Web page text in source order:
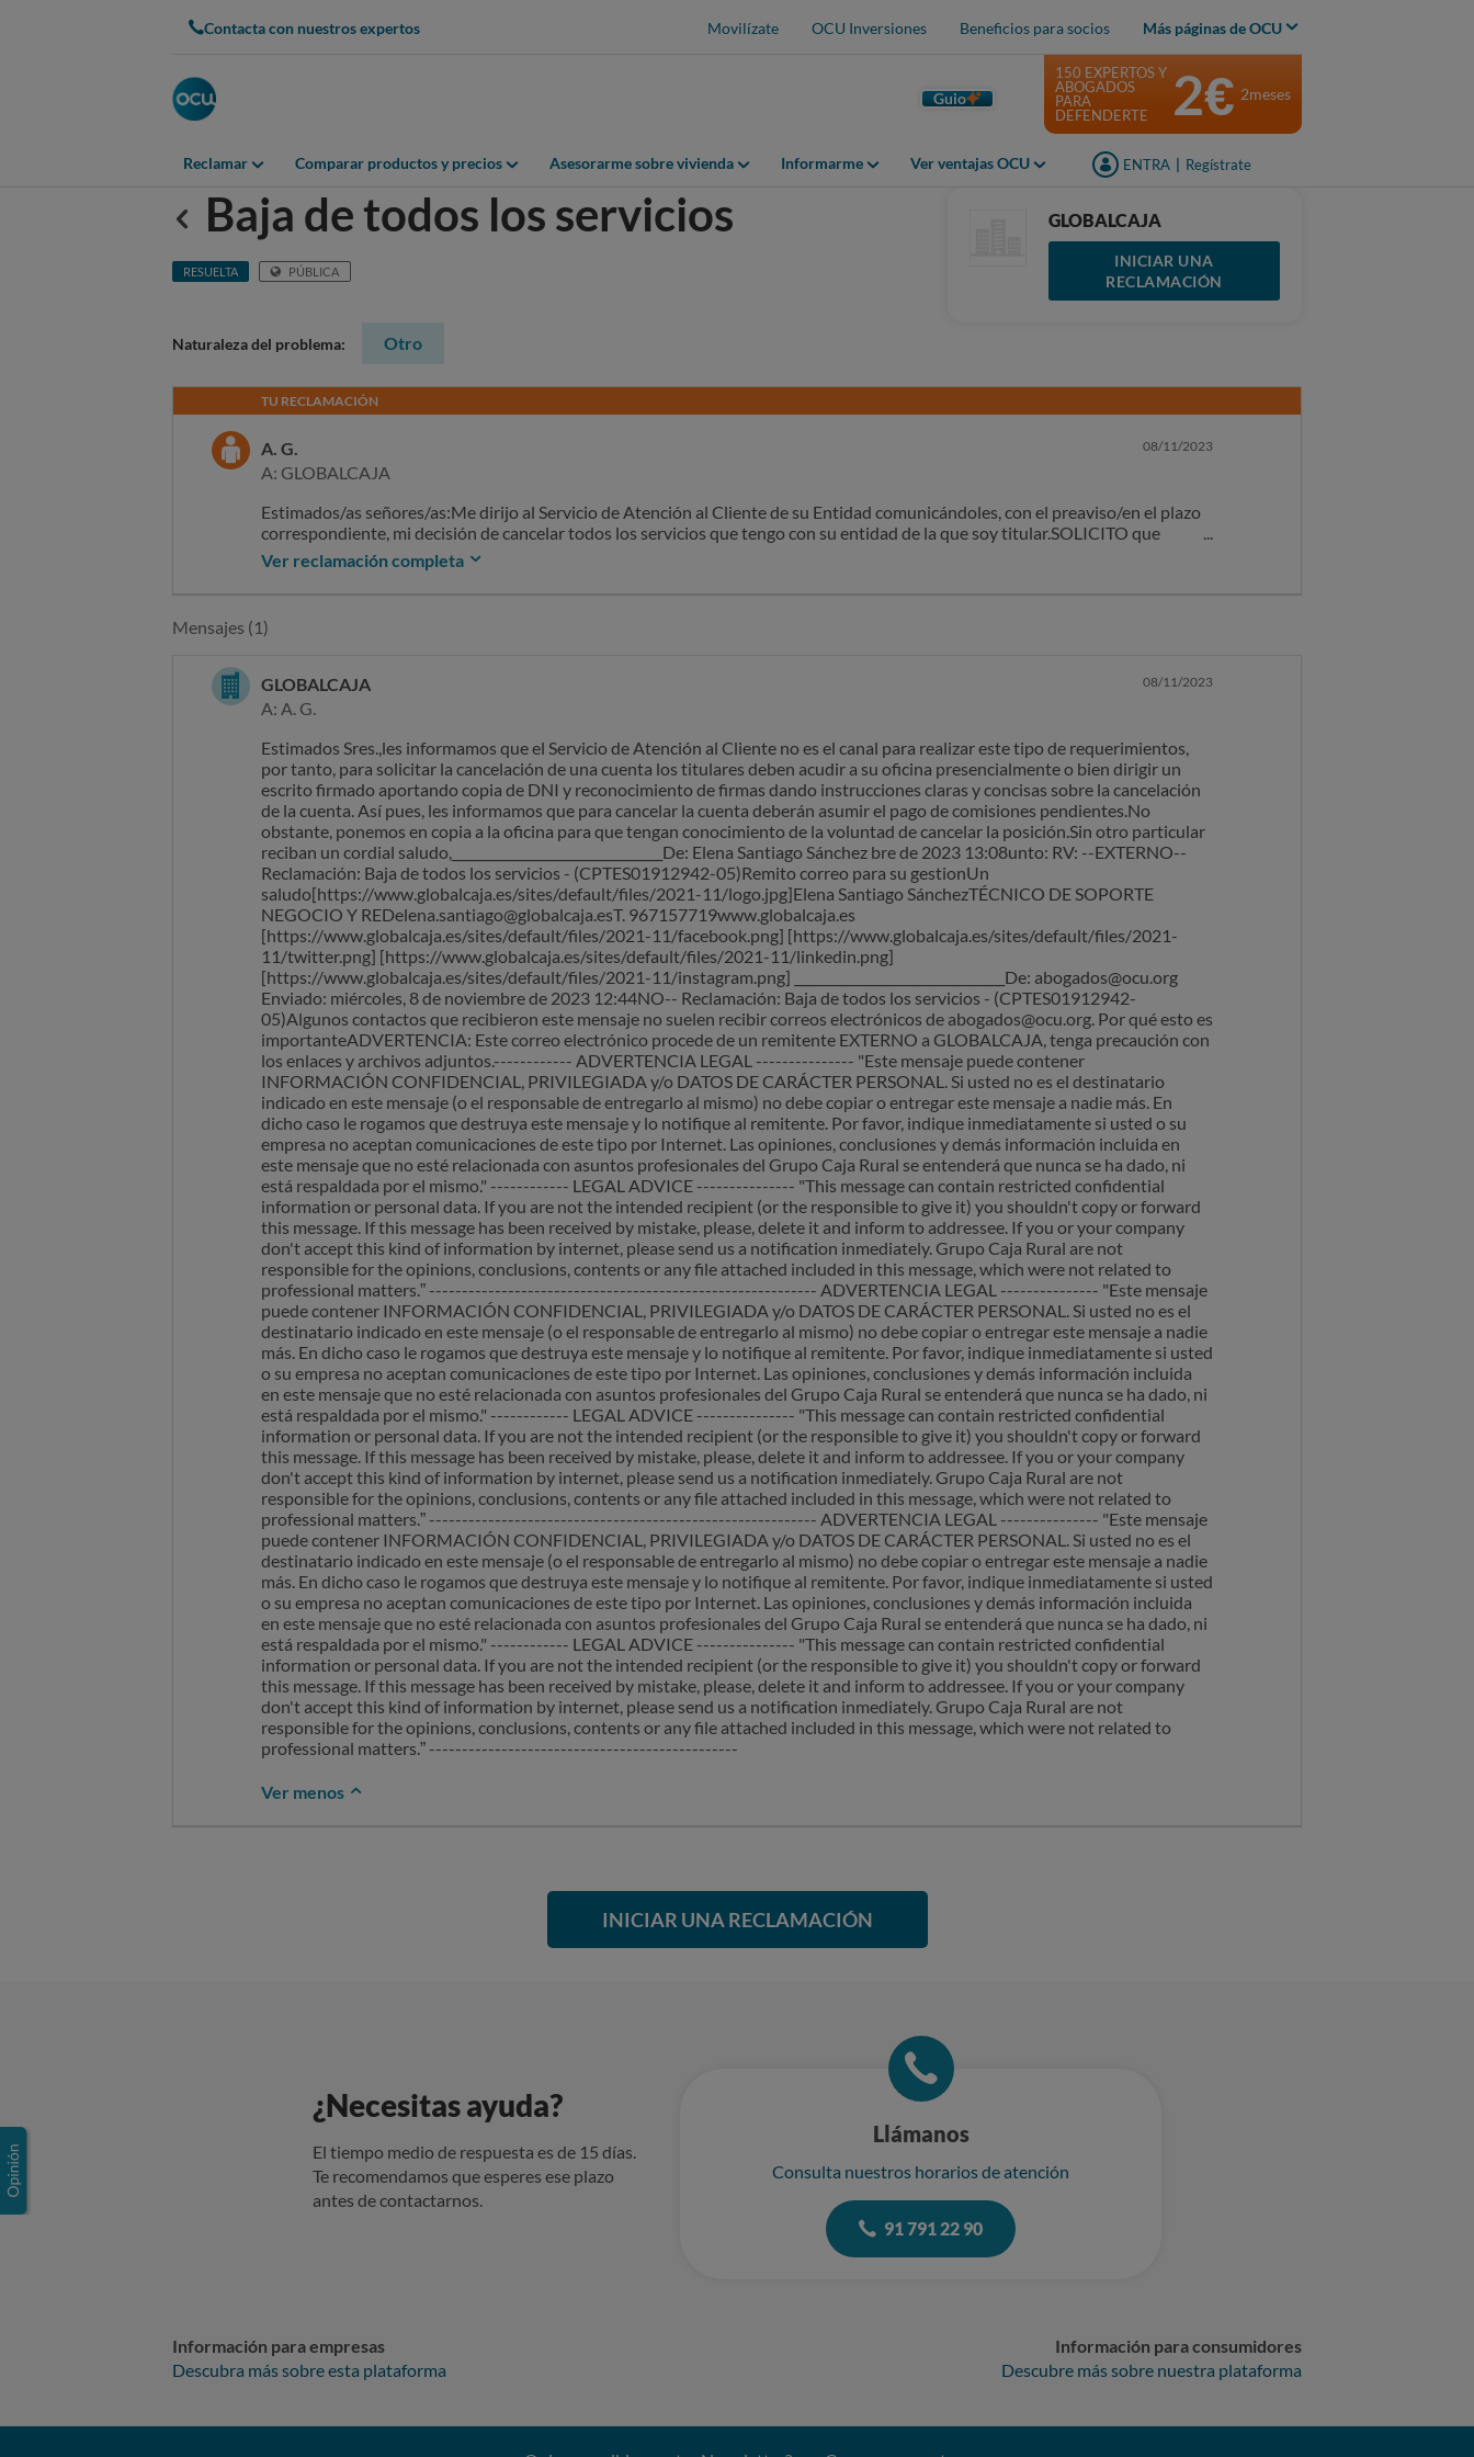
Contacta con nuestros expertos Movilízate OCU Inversiones Beneficios para socios Más páginas de OCU
Guio
Reclamar Comparar productos y precios Asesorarme sobre vivienda Informarme Ver ventajas OCU ENTRA Regístrate
150 EXPERTOS Y
ABOGADOS
PARA
DEFENDERTE
2€ 2meses
Anterior
Baja de todos los servicios
RESUELTA PÚBLICA
GLOBALCAJA
INICIAR UNA
RECLAMACIÓN
Naturaleza del problema: Otro
TU RECLAMACIÓN
A. G.
A: GLOBALCAJA
08/11/2023
Estimados/as señores/as:Me dirijo al Servicio de Atención al Cliente de su Entidad comunicándoles, con el preaviso/en el plazo
correspondiente, mi decisión de cancelar todos los servicios que tengo con su entidad de la que soy titular.SOLICITO que
ordene las instrucciones oportunas para que se practique la cancelaciónSin otro particular, atentamente.Ana Garcia
Ver reclamación completa
Mensajes (1)
GLOBALCAJA
A: A. G.
08/11/2023
Estimados Sres.,les informamos que el Servicio de Atención al Cliente no es el canal para realizar este tipo de requerimientos,
por tanto, para solicitar la cancelación de una cuenta los titulares deben acudir a su oficina presencialmente o bien dirigir un
escrito firmado aportando copia de DNI y reconocimiento de firmas dando instrucciones claras y concisas sobre la cancelación
de la cuenta. Así pues, les informamos que para cancelar la cuenta deberán asumir el pago de comisiones pendientes.No
obstante, ponemos en copia a la oficina para que tengan conocimiento de la voluntad de cancelar la posición.Sin otro particular
reciban un cordial saludo,________________________________De: Elena Santiago Sánchez bre de 2023 13:08unto: RV: --EXTERNO--
Reclamación: Baja de todos los servicios - (CPTES01912942-05)Remito correo para su gestionUn
saludo[https://www.globalcaja.es/sites/default/files/2021-11/logo.jpg]Elena Santiago SánchezTÉCNICO DE SOPORTE
NEGOCIO Y REDelena.santiago@globalcaja.esT. 967157719www.globalcaja.es
[https://www.globalcaja.es/sites/default/files/2021-11/facebook.png] [https://www.globalcaja.es/sites/default/files/2021-
11/twitter.png] [https://www.globalcaja.es/sites/default/files/2021-11/linkedin.png]
[https://www.globalcaja.es/sites/default/files/2021-11/instagram.png] ________________________________De: abogados@ocu.org
Enviado: miércoles, 8 de noviembre de 2023 12:44NO-- Reclamación: Baja de todos los servicios - (CPTES01912942-
05)Algunos contactos que recibieron este mensaje no suelen recibir correos electrónicos de abogados@ocu.org. Por qué esto es
importanteADVERTENCIA: Este correo electrónico procede de un remitente EXTERNO a GLOBALCAJA, tenga precaución con
los enlaces y archivos adjuntos.------------ ADVERTENCIA LEGAL --------------- "Este mensaje puede contener
INFORMACIÓN CONFIDENCIAL, PRIVILEGIADA y/o DATOS DE CARÁCTER PERSONAL. Si usted no es el destinatario
indicado en este mensaje (o el responsable de entregarlo al mismo) no debe copiar o entregar este mensaje a nadie más. En
dicho caso le rogamos que destruya este mensaje y lo notifique al remitente. Por favor, indique inmediatamente si usted o su
empresa no aceptan comunicaciones de este tipo por Internet. Las opiniones, conclusiones y demás información incluida en
este mensaje que no esté relacionada con asuntos profesionales del Grupo Caja Rural se entenderá que nunca se ha dado, ni
está respaldada por el mismo." ------------ LEGAL ADVICE --------------- "This message can contain restricted confidential
information or personal data. If you are not the intended recipient (or the responsible to give it) you shouldn't copy or forward
this message. If this message has been received by mistake, please, delete it and inform to addressee. If you or your company
don't accept this kind of information by internet, please send us a notification inmediately. Grupo Caja Rural are not
responsible for the opinions, conclusions, contents or any file attached included in this message, which were not related to
professional matters.” ----------------------------------------------------------- ADVERTENCIA LEGAL --------------- "Este mensaje
puede contener INFORMACIÓN CONFIDENCIAL, PRIVILEGIADA y/o DATOS DE CARÁCTER PERSONAL. Si usted no es el
destinatario indicado en este mensaje (o el responsable de entregarlo al mismo) no debe copiar o entregar este mensaje a nadie
más. En dicho caso le rogamos que destruya este mensaje y lo notifique al remitente. Por favor, indique inmediatamente si usted
o su empresa no aceptan comunicaciones de este tipo por Internet. Las opiniones, conclusiones y demás información incluida
en este mensaje que no esté relacionada con asuntos profesionales del Grupo Caja Rural se entenderá que nunca se ha dado, ni
está respaldada por el mismo." ------------ LEGAL ADVICE --------------- "This message can contain restricted confidential
information or personal data. If you are not the intended recipient (or the responsible to give it) you shouldn't copy or forward
this message. If this message has been received by mistake, please, delete it and inform to addressee. If you or your company
don't accept this kind of information by internet, please send us a notification inmediately. Grupo Caja Rural are not
responsible for the opinions, conclusions, contents or any file attached included in this message, which were not related to
professional matters.” ----------------------------------------------------------- ADVERTENCIA LEGAL --------------- "Este mensaje
puede contener INFORMACIÓN CONFIDENCIAL, PRIVILEGIADA y/o DATOS DE CARÁCTER PERSONAL. Si usted no es el
destinatario indicado en este mensaje (o el responsable de entregarlo al mismo) no debe copiar o entregar este mensaje a nadie
más. En dicho caso le rogamos que destruya este mensaje y lo notifique al remitente. Por favor, indique inmediatamente si usted
o su empresa no aceptan comunicaciones de este tipo por Internet. Las opiniones, conclusiones y demás información incluida
en este mensaje que no esté relacionada con asuntos profesionales del Grupo Caja Rural se entenderá que nunca se ha dado, ni
está respaldada por el mismo." ------------ LEGAL ADVICE --------------- "This message can contain restricted confidential
information or personal data. If you are not the intended recipient (or the responsible to give it) you shouldn't copy or forward
this message. If this message has been received by mistake, please, delete it and inform to addressee. If you or your company
don't accept this kind of information by internet, please send us a notification inmediately. Grupo Caja Rural are not
responsible for the opinions, conclusions, contents or any file attached included in this message, which were not related to
professional matters.” -----------------------------------------------
Ver menos
INICIAR UNA RECLAMACIÓN
¿Necesitas ayuda?
El tiempo medio de respuesta es de 15 días.
Te recomendamos que esperes ese plazo
antes de contactarnos.
Llámanos
Consulta nuestros horarios de atención
91 791 22 90
Información para empresas
Descubra más sobre esta plataforma
Información para consumidores
Descubre más sobre nuestra plataforma